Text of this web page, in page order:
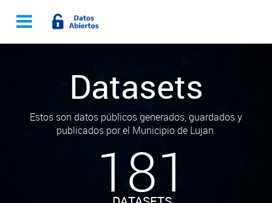
Datasets
Estos son datos públicos generados, guardados y
publicados por el Municipio de Lujan.
181